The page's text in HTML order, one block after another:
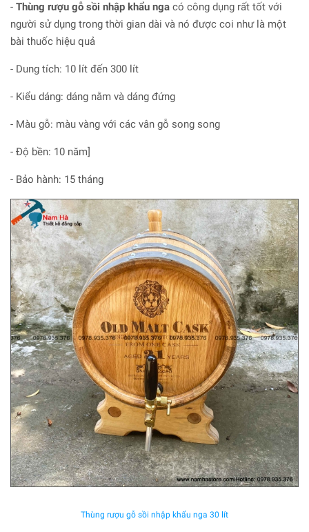
- Thùng rượu gỗ sồi nhập khẩu nga có công dụng rất tốt với
người sử dụng trong thời gian dài và nó được coi như là một
bài thuốc hiệu quả
- Dung tích: 10 lít đến 300 lít
- Kiểu dáng: dáng nằm và dáng đứng
- Màu gỗ: màu vàng với các vân gỗ song song
- Độ bền: 10 năm]
- Bảo hành: 15 tháng
Thùng rượu gỗ sồi nhập khẩu nga 30 lít